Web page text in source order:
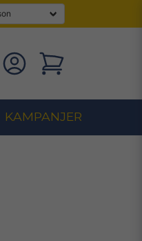
KAMPANJER